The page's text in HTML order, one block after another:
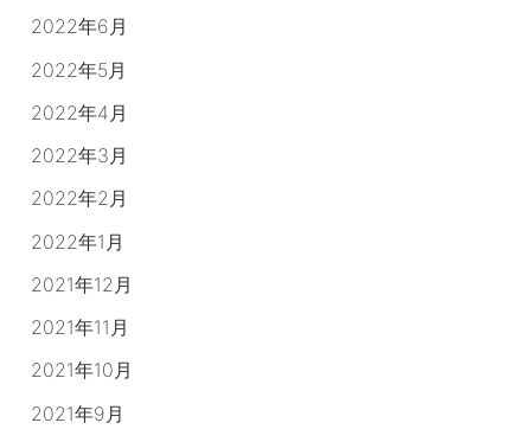
2022年6月
2022年5月
2022年4月
2022年3月
2022年2月
2022年1月
2021年12月
2021年11月
2021年10月
2021年9月